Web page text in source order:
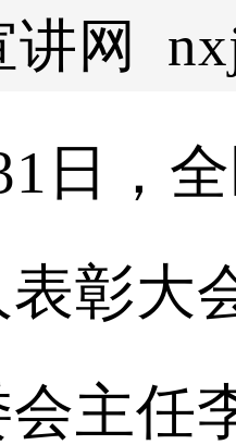
讲网
，全
彰大
会主任